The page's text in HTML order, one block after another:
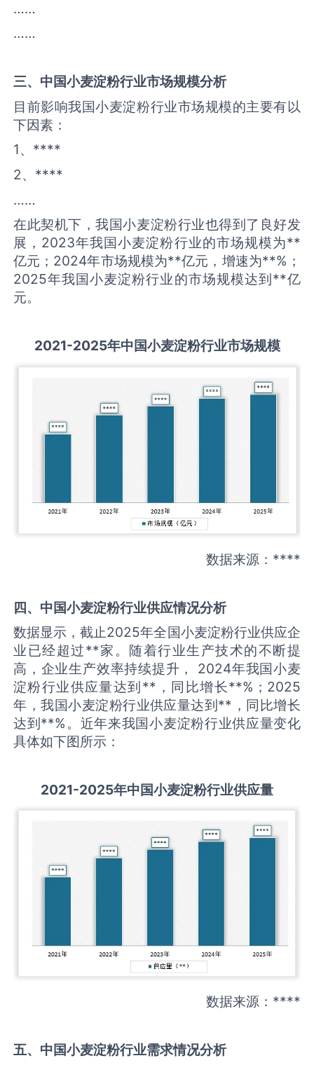
……
……
三、中国小麦淀粉行业市场规模分析
目前影响我国小麦淀粉行业市场规模的主要有以
下因素：
1、****
2、****
……
在此契机下，我国小麦淀粉行业也得到了良好发
展，2023年我国小麦淀粉行业的市场规模为**
亿元；2024年市场规模为**亿元，增速为**%；
2025年我国小麦淀粉行业的市场规模达到**亿
元。
2021-2025年中国小麦淀粉行业市场规模
数据来源：****
四、中国小麦淀粉行业供应情况分析
数据显示，截止2025年全国小麦淀粉行业供应企
业已经超过**家。随着行业生产技术的不断提
高，企业生产效率持续提升， 2024年我国小麦
淀粉行业供应量达到**，同比增长**%；2025
年，我国小麦淀粉行业供应量达到**，同比增长
达到**%。近年来我国小麦淀粉行业供应量变化
具体如下图所示：
2021-2025年中国小麦淀粉行业供应量
数据来源：****
五、中国小麦淀粉行业需求情况分析